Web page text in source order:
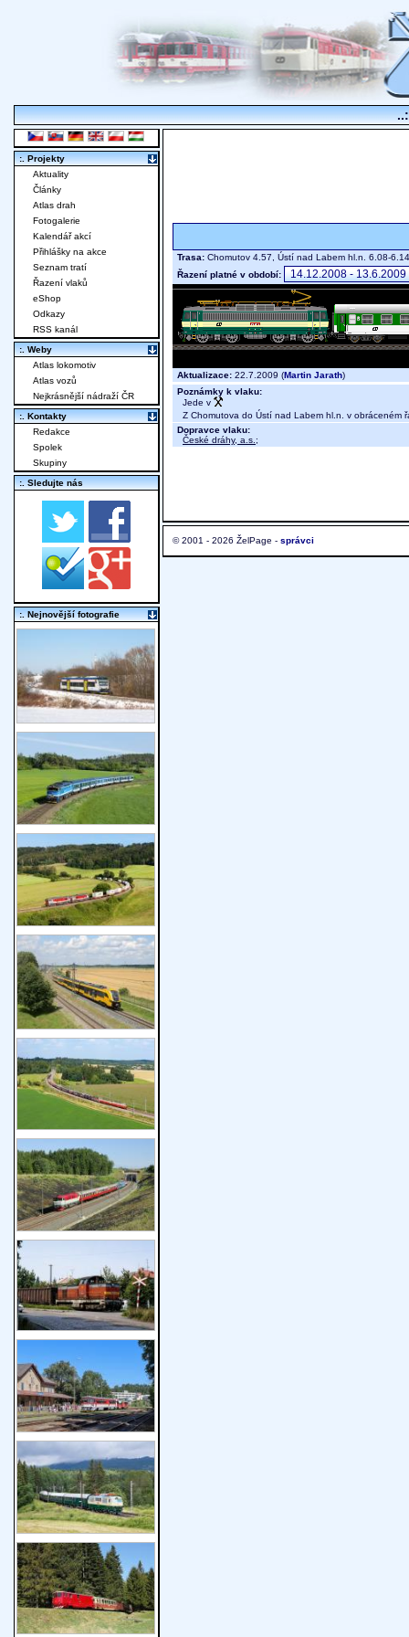
Trasa: Chomutov 4.57, Ústí nad Labem hl.n. 6.08-
Řazení platné v období:
Aktualizace: 22.7.2009 (Martin Jarath)
Poznámky k vlaku:
Jede v
Z Chomutova do Ústí nad Labem hl.n. v obráceném
Dopravce vlaku:
České dráhy, a.s. ;
© 2001 - 2026 ŽelPage - správci
:. Projekty
Aktuality
Články
Atlas drah
Fotogalerie
Kalendář akcí
Přihlášky na akce
Seznam tratí
Řazení vlaků
eShop
Odkazy
RSS kanál
:. Weby
Atlas lokomotiv
Atlas vozů
Nejkrásnější nádraží ČR
:. Kontakty
Redakce
Spolek
Skupiny
:. Sledujte nás
:. Nejnovější fotografie